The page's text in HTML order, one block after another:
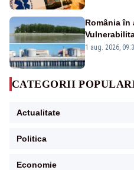
România în
în pericol
1 aug. 2026,
CATEGORII
Actualitate
Politica
Economie